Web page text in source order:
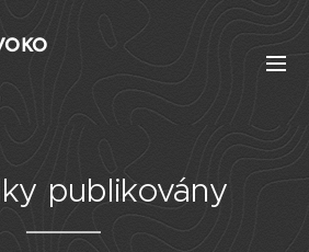
publikovány